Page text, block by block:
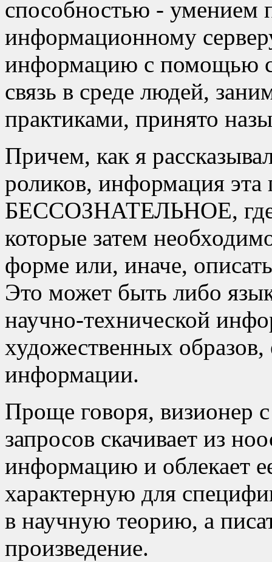
способностью - умением
информационному
информацию с помощью
связь в среде людей,
практиками, принято
Причем, как я
роликов, информация эта
БЕССОЗНАТЕЛЬНОЕ, где
которые затем
форме или, иначе,
Это может быть либо
научно-технической
художественных
информации.
Проще говоря, визионер
запросов скачивает из
информацию и облекает
характерную для
в научную теорию, а
произведение.